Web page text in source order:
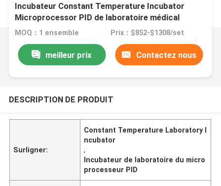
Incubateur Constant Temperature Incubator
Microprocessor PID de laboratoire médical
MOQ：1 ensemble Prix：$852-$1308/set
meilleur prix Contactez nous
DESCRIPTION DE PRODUIT
Surligner:
Constant Temperature Laboratory I
ncubator
,
Incubateur de laboratoire du micro
processeur PID